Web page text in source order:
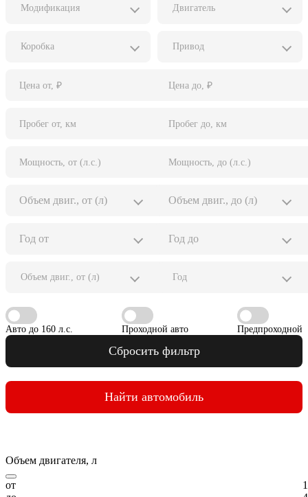
Двигатель
Коробка Привод
Модификация
Объем двиг., от (л) Год
Авто до 160 л.с. Проходной авто Предпроходной
Сбросить фильтр
Найти автомобиль
Объем двигателя, л
от